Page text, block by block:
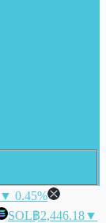
▼ 0.45%
SOL฿2,446.18▼